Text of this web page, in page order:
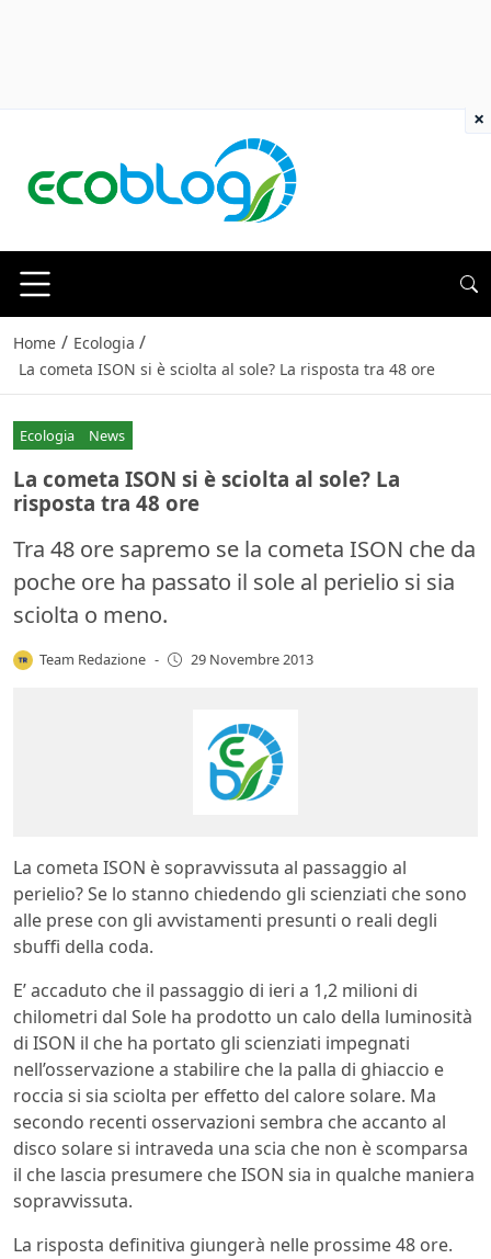
Home / Ecologia /
La cometa ISON si è sciolta al sole? La risposta tra 48 ore
Ecologia News
La cometa ISON si è sciolta al sole? La
risposta tra 48 ore
Tra 48 ore sapremo se la cometa ISON che da
poche ore ha passato il sole al perielio si sia
sciolta o meno.
Team Redazione - 29 Novembre 2013
La cometa ISON è sopravvissuta al passaggio al
perielio? Se lo stanno chiedendo gli scienziati che sono
alle prese con gli avvistamenti presunti o reali degli
sbuffi della coda.
E’ accaduto che il passaggio di ieri a 1,2 milioni di
chilometri dal Sole ha prodotto un calo della luminosità
di ISON il che ha portato gli scienziati impegnati
nell’osservazione a stabilire che la palla di ghiaccio e
roccia si sia sciolta per effetto del calore solare. Ma
secondo recenti osservazioni sembra che accanto al
disco solare si intraveda una scia che non è scomparsa
il che lascia presumere che ISON sia in qualche maniera
sopravvissuta.
La risposta definitiva giungerà nelle prossime 48 ore.
×